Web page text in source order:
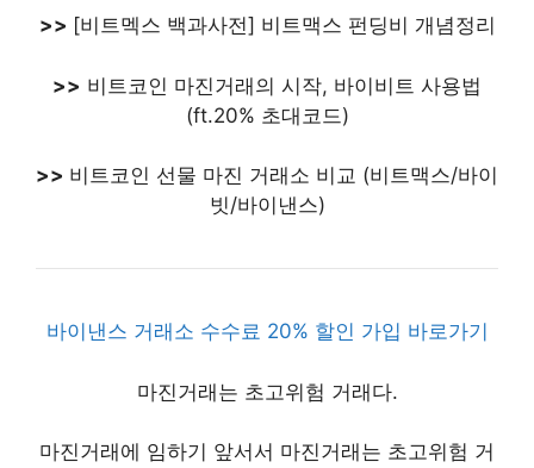
>> [비트멕스 백과사전] 비트맥스 펀딩비 개념정리
>> 비트코인 마진거래의 시작, 바이비트 사용법
(ft.20% 초대코드)
>> 비트코인 선물 마진 거래소 비교 (비트맥스/바이
빗/바이낸스)
바이낸스 거래소 수수료 20% 할인 가입 바로가기
마진거래는 초고위험 거래다.
마진거래에 임하기 앞서서 마진거래는 초고위험 거